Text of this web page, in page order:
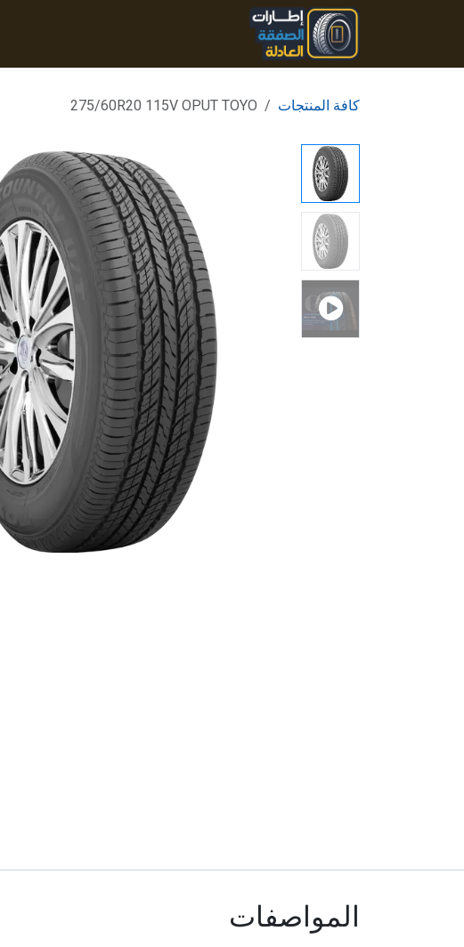
تخطي للذهاب إلى المحتوى
كافة المنتجات 275/60R20 115V OPUT TOYO
المواصفات